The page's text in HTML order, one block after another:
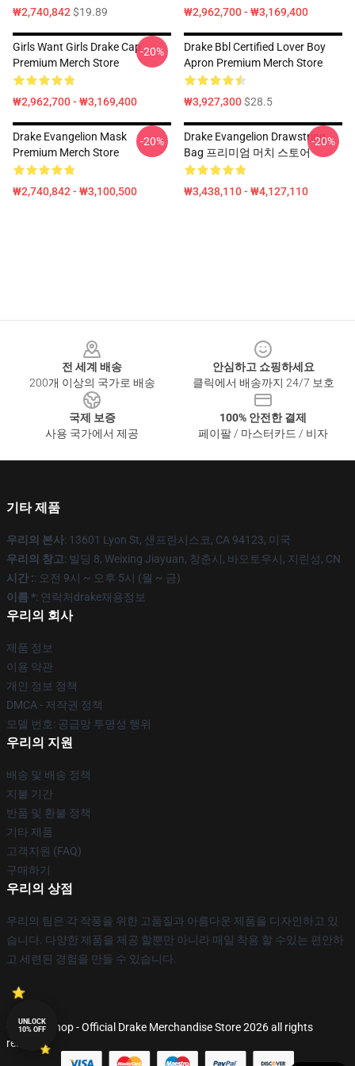
₩2,740,842$19.89 ₩2,962,700 - ₩3,169,400
Girls Want Girls Drake Cap
Premium Merch Store
₩2,962,700 - ₩3,169,400
-20%
Drake Bbl Certified Lover Boy
Apron Premium Merch Store
₩3,927,300$28.5
Drake Evangelion Mask
Premium Merch Store
₩2,740,842 - ₩3,100,500
-20%
Drake Evangelion Drawstring
Bag 프리미엄 머치 스토어
₩3,438,110 - ₩4,127,110
-20%
전 세계 배송
200개 이상의 국가로 배송
안심하고 쇼핑하세요
클릭에서 배송까지 24/7 보호
국제 보증
사용 국가에서 제공
100% 안전한 결제
페이팔 / 마스터카드 / 비자
기타 제품
우리의 본사: 13601 Lyon St, 샌프란시스코, CA 94123, 미국
우리의 창고: 빌딩 8, Weixing Jiayuan, 창춘시, 바오토우시, 지린성, CN
시간 :: 오전 9시 ~ 오후 5시 (월 ~ 금)
이름 *: 연락처drake채용정보
우리의 회사
제품 정보
이용 약관
개인 정보 정책
DMCA - 저작권 정책
모델 번호: 공급망 투명성 행위
우리의 지원
배송 및 배송 정책
지불 기간
반품 및 환불 정책
기타 제품
고객지원 (FAQ)
구매하기
우리의 상점
우리의 팀은 각 작풍을 위한 고품질과 아름다운 제품을 디자인하고 있
습니다. 다양한 제품을 제공 할뿐만 아니라 매일 착용 할 수있는 편안하
고 세련된 경험을 만들 수 있습니다.
© Drake Shop - Official Drake Merchandise Store 2026 all rights
reserved
UNLOCK
10% OFF